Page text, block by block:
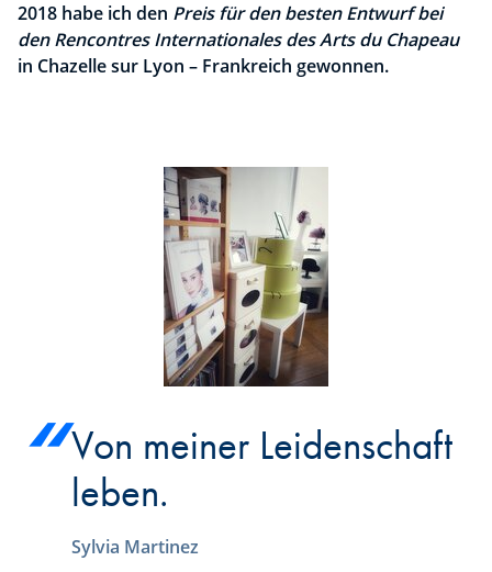
2018 habe ich den Preis für den besten Entwurf bei
den Rencontres Internationales des Arts du Chapeau
in Chazelle sur Lyon – Frankreich gewonnen.
Von meiner Leidenschaft
leben.
Sylvia Martinez